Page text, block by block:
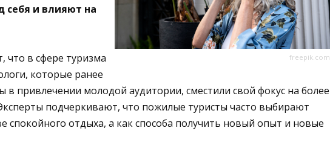
freepik.com
себя и влияют на
что в сфере туризма
которые ранее
в привлечении молодой аудитории, сместили свой фокус на более
подчеркивают, что пожилые туристы часто выбирают
спокойного отдыха, а как способа получить новый опыт и новые